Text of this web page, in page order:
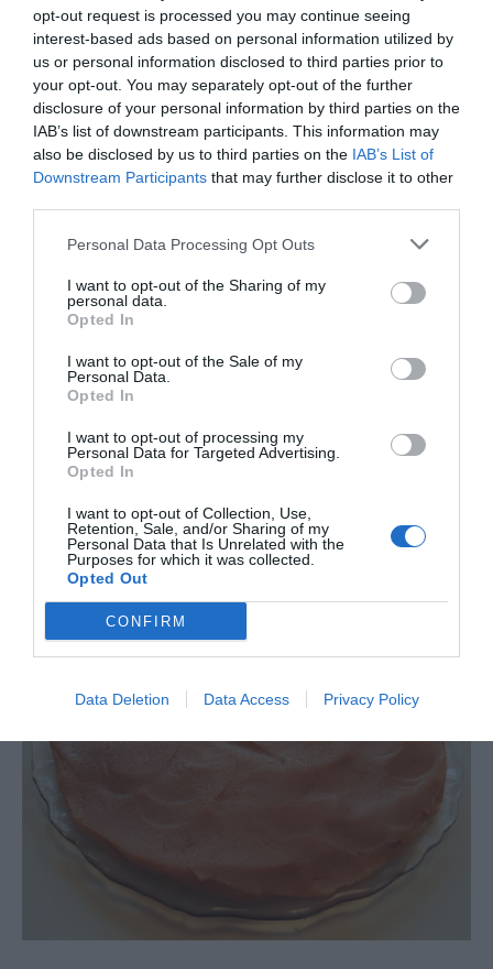
opt-out request is processed you may continue seeing
interest-based ads based on personal information utilized by
us or personal information disclosed to third parties prior to
your opt-out. You may separately opt-out of the further
disclosure of your personal information by third parties on the
IAB’s list of downstream participants. This information may
also be disclosed by us to third parties on the IAB’s List of
Downstream Participants that may further disclose it to other
Personal Data Processing Opt Outs
I want to opt-out of the Sharing of my
personal data.
Opted In
I want to opt-out of the Sale of my
Personal Data.
Opted In
I want to opt-out of processing my
Personal Data for Targeted Advertising.
Opted In
I want to opt-out of Collection, Use,
Retention, Sale, and/or Sharing of my
Personal Data that Is Unrelated with the
Purposes for which it was collected.
Opted Out
CONFIRM
Data Deletion Data Access Privacy Policy